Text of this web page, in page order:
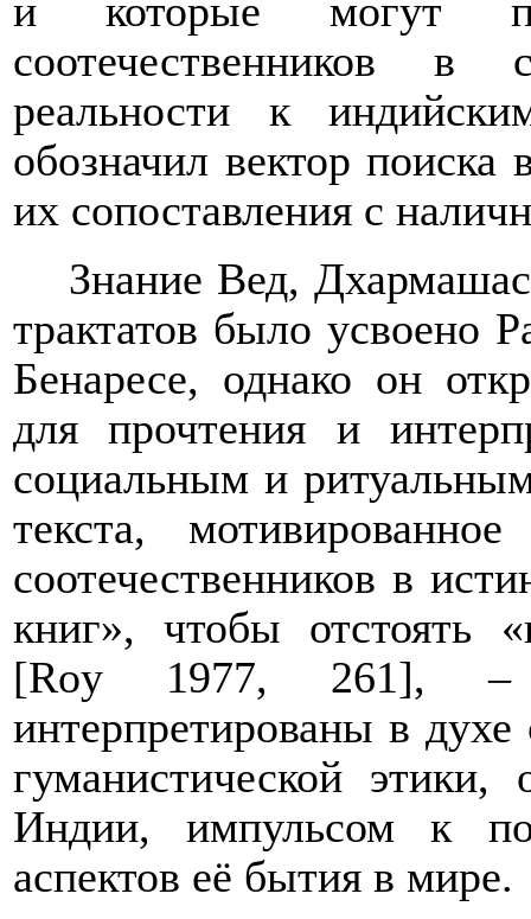
и которые могут
соотечественников в
реальности к
обозначил вектор
их сопоставления с
Знание Вед,
трактатов было усвоено
Бенаресе, однако он
для прочтения и
социальным и
текста,
соотечественников в
книг», чтобы отстоять
[Roy
1977, 261], –
интерпретированы в
гуманистической
Индии, импульсом к
аспектов её бытия в мире.